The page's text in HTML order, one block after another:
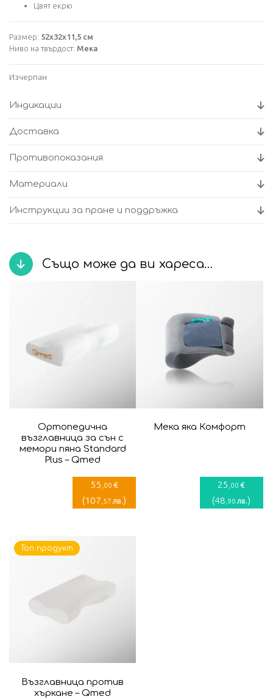
Цвят екрю
Размер: 52х32х11,5 см
Ниво на твърдост: Мека
Изчерпан
Индикации
Доставка
Противопоказания
Материали
Инструкции за пране и поддръжка
Също може да ви хареса…
Ортопедична
възглавница за сън с
мемори пяна Standard
Plus – Qmed
55 ,00 €
(107 ,57 лв.)
Мека яка Комфорт
25 ,00 €
(48 ,90 лв.)
Възглавница против
хъркане – Qmed
Топ продукт